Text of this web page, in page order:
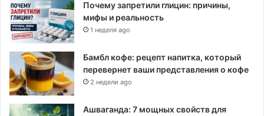
Почему запретили глицин: причины,
мифы и реальность
1 неделя ago
Бамбл кофе: рецепт напитка, который
перевернет ваши представления о кофе
2 недели ago
Ашваганда: 7 мощных свойств для